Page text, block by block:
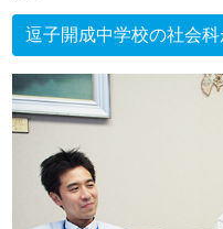
逗子開成中学校の社会